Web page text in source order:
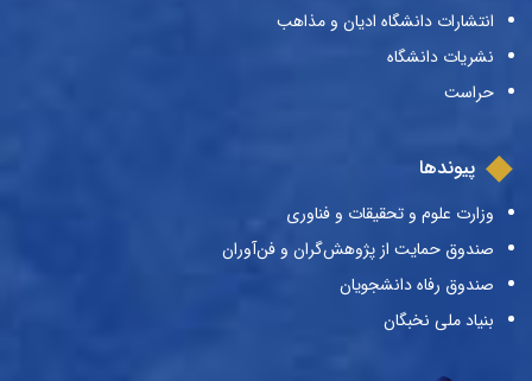
انتشارات دانشگاه ادیان و مذاهب
نشریات دانشگاه
حراست
پیوندها
وزارت علوم و تحقیقات و فناوری
صندوق حمایت از پژوهش‌گران و فن‌آوران
صندوق رفاه دانشجویان
بنیاد ملی نخبگان